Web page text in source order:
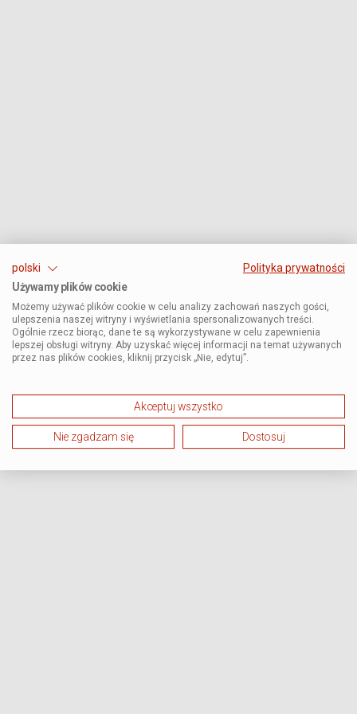
polski
Polityka prywatności
Używamy plików cookie
Możemy używać plików cookie w celu analizy zachowań naszych gości,
ulepszenia naszej witryny i wyświetlania spersonalizowanych treści.
Ogólnie rzecz biorąc, dane te są wykorzystywane w celu zapewnienia
lepszej obsługi witryny. Aby uzyskać więcej informacji na temat używanych
przez nas plików cookies, kliknij przycisk „Nie, edytuj”.
Akceptuj wszystko
Nie zgadzam się Dostosuj